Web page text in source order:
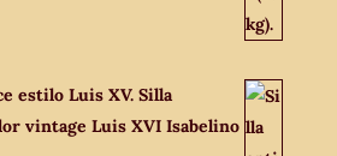
estilo Luis XV. Silla
vintage Luis XVI Isabelino